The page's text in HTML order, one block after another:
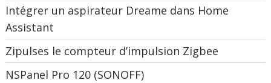
Intégrer un aspirateur Dreame dans Home
Assistant
Zipulses le compteur d’impulsion Zigbee
NSPanel Pro 120 (SONOFF)